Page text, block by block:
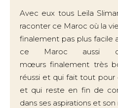
Avec eux tous Leïla
raconter ce Maroc où la
finalement pas plus facile
ce Maroc aussi
mœurs finalement très
réussi et qui fait tout pour
et qui reste en fin de
dans ses aspirations et